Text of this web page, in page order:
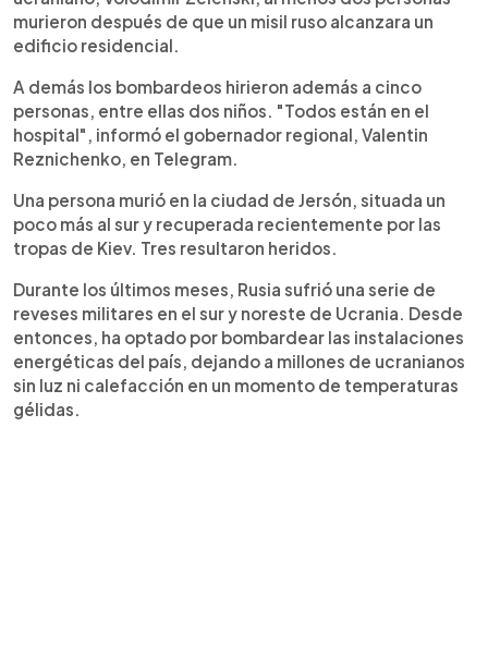
murieron después de que un misil ruso alcanzara un
edificio residencial.
A demás los bombardeos hirieron además a cinco
personas, entre ellas dos niños. "Todos están en el
hospital", informó el gobernador regional, Valentin
Reznichenko, en Telegram.
Una persona murió en la ciudad de Jersón, situada un
poco más al sur y recuperada recientemente por las
tropas de Kiev. Tres resultaron heridos.
Durante los últimos meses, Rusia sufrió una serie de
reveses militares en el sur y noreste de Ucrania. Desde
entonces, ha optado por bombardear las instalaciones
energéticas del país, dejando a millones de ucranianos
sin luz ni calefacción en un momento de temperaturas
gélidas.